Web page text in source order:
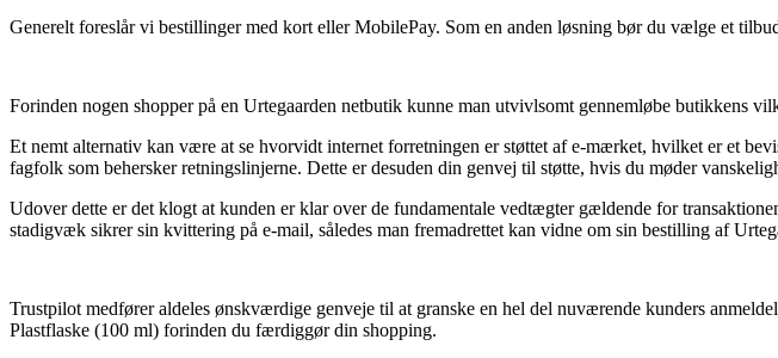
Generelt foreslår vi bestillinger med kort eller MobilePay. Som en anden løsning bør du vælge et
Forinden nogen shopper på en Urtegaarden netbutik kunne man utvivlsomt gennemløbe butikkens
Et nemt alternativ kan være at se hvorvidt internet forretningen er støttet af e-mærket, hvilket er et
fagfolk som behersker retningslinjerne. Dette er desuden din genvej til støtte, hvis du møder
Udover dette er det klogt at kunden er klar over de fundamentale vedtægter gældende for
stadigvæk sikrer sin kvittering på e-mail, således man fremadrettet kan vidne om sin bestilling af
Trustpilot medfører aldeles ønskværdige genveje til at granske en hel del nuværende kunders
Plastflaske (100 ml) forinden du færdiggør din shopping.